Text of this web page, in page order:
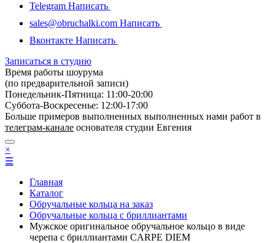
Telegram Написать
sales@obruchalki.com Написать
Вконтакте Написать
Записаться в студию
Время работы шоурума
(по предварительной записи)
Понедельник-Пятница: 11:00-20:00
Суббота-Bоcкресенье: 12:00-17:00
Больше примеров выполненных выполненных нами работ в
телеграм-канале основателя студии Евгения
×
☰
Главная
Каталог
Обручальные кольца на заказ
Обручальные кольца с бриллиантами
Мужское оригинальное обручальное кольцо в виде
черепа с бриллиантами CARPE DIEM